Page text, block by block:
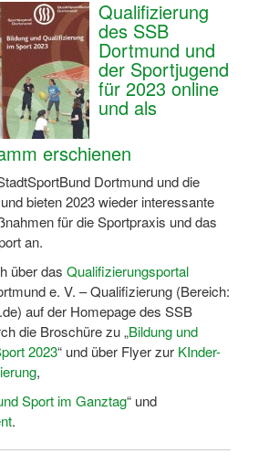
im Vereinsmanagement
braucht Bewegung
/ Anmeldebedingungen
Qualifizierung für Dortmunder
Schwimmen
Qualifizierung
des SSB
Dortmund und
der Sportjugend
für 2023 online
und als
erschienen
Dortmund und die
bieten 2023 wieder interessante
für die Sportpraxis und das
an.
über das Qualifizierungsportal
e. V. – Qualifizierung (Bereich:
auf der Homepage des SSB
die Broschüre zu „Bildung und
2023“ und über Flyer zur KInder-
,
Sport im Ganztag“ und
.